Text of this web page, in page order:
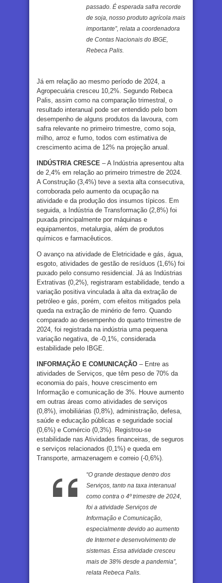
passado. É esperada safra recorde
de soja, nosso produto agrícola mais
importante”, relata a coordenadora
de Contas Nacionais do IBGE,
Rebeca Palis.
Já em relação ao mesmo período de 2024, a
Agropecuária cresceu 10,2%. Segundo Rebeca
Palis, assim como na comparação trimestral, o
resultado interanual pode ser entendido pelo bom
desempenho de alguns produtos da lavoura, com
safra relevante no primeiro trimestre, como soja,
milho, arroz e fumo, todos com estimativa de
crescimento acima de 12% na projeção anual.
INDÚSTRIA CRESCE – A Indústria apresentou alta
de 2,4% em relação ao primeiro trimestre de 2024.
A Construção (3,4%) teve a sexta alta consecutiva,
corroborada pelo aumento da ocupação na
atividade e da produção dos insumos típicos. Em
seguida, a Indústria de Transformação (2,8%) foi
puxada principalmente por máquinas e
equipamentos, metalurgia, além de produtos
químicos e farmacêuticos.
O avanço na atividade de Eletricidade e gás, água,
esgoto, atividades de gestão de resíduos (1,6%) foi
puxado pelo consumo residencial. Já as Indústrias
Extrativas (0,2%), registraram estabilidade, tendo a
variação positiva vinculada à alta da extração de
petróleo e gás, porém, com efeitos mitigados pela
queda na extração de minério de ferro. Quando
comparado ao desempenho do quarto trimestre de
2024, foi registrada na indústria uma pequena
variação negativa, de -0,1%, considerada
estabilidade pelo IBGE.
INFORMAÇÃO E COMUNICAÇÃO – Entre as
atividades de Serviços, que têm peso de 70% da
economia do país, houve crescimento em
Informação e comunicação de 3%. Houve aumento
em outras áreas como atividades de serviços
(0,8%), imobiliárias (0,8%), administração, defesa,
saúde e educação públicas e seguridade social
(0,6%) e Comércio (0,3%). Registrou-se
estabilidade nas Atividades financeiras, de seguros
e serviços relacionados (0,1%) e queda em
Transporte, armazenagem e correio (-0,6%).
“O grande destaque dentro dos
Serviços, tanto na taxa interanual
como contra o 4º trimestre de 2024,
foi a atividade Serviços de
Informação e Comunicação,
especialmente devido ao aumento
de Internet e desenvolvimento de
sistemas. Essa atividade cresceu
mais de 38% desde a pandemia”,
relata Rebeca Palis.